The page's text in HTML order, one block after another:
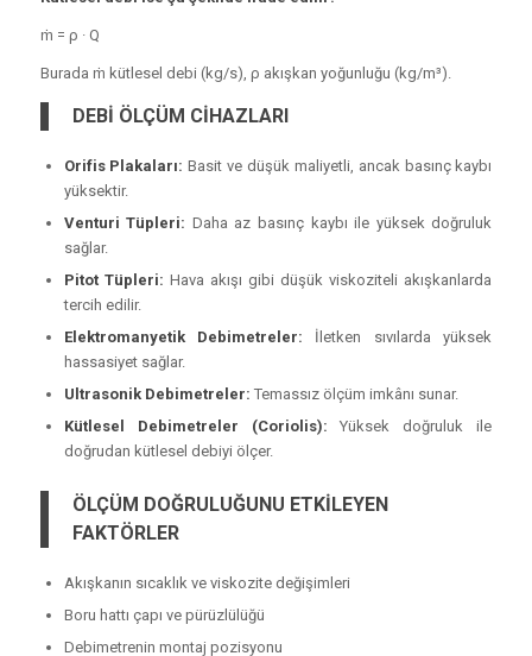
ṁ = ρ · Q
Burada ṁ kütlesel debi (kg/s), ρ akışkan yoğunluğu (kg/m³).
DEBİ ÖLÇÜM CİHAZLARI
Orifis Plakaları: Basit ve düşük maliyetli, ancak basınç kaybı
yüksektir.
Venturi Tüpleri: Daha az basınç kaybı ile yüksek doğruluk
sağlar.
Pitot Tüpleri: Hava akışı gibi düşük viskoziteli akışkanlarda
tercih edilir.
Elektromanyetik Debimetreler: İletken sıvılarda yüksek
hassasiyet sağlar.
Ultrasonik Debimetreler: Temassız ölçüm imkânı sunar.
Kütlesel Debimetreler (Coriolis): Yüksek doğruluk ile
doğrudan kütlesel debiyi ölçer.
ÖLÇÜM DOĞRULUĞUNU ETKİLEYEN
FAKTÖRLER
Akışkanın sıcaklık ve viskozite değişimleri
Boru hattı çapı ve pürüzlülüğü
Debimetrenin montaj pozisyonu